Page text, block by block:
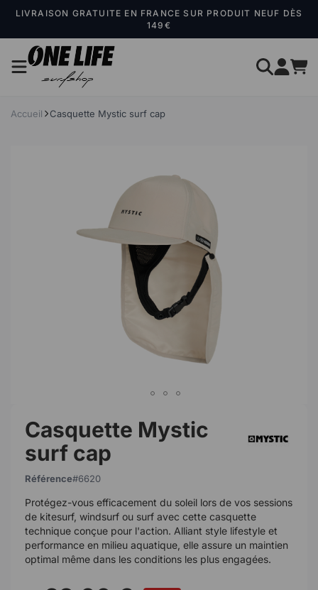
LIVRAISON GRATUITE EN FRANCE SUR PRODUIT NEUF DÈS
149€
Accueil Casquette Mystic surf cap
Casquette Mystic
surf cap
Référence 6620
Protégez-vous efficacement du soleil lors de vos sessions
de kitesurf, windsurf ou surf avec cette casquette
technique conçue pour l'action. Alliant style lifestyle et
performance en milieu aquatique, elle assure un maintien
optimal même dans les conditions les plus engagées.